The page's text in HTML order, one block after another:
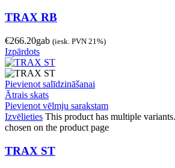
TRAX RB
€266.20gab (iesk. PVN 21%)
Izpārdots
Pievienot salīdzināšanai
Ātrais skats
Pievienot vēlmju sarakstam
Izvēlieties This product has multiple
chosen on the product page
TRAX ST